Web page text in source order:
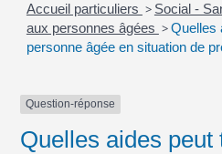
Accueil particuliers > Social -
aux personnes âgées >Quelles
personne âgée en situation de
Question-réponse
Quelles aides peut